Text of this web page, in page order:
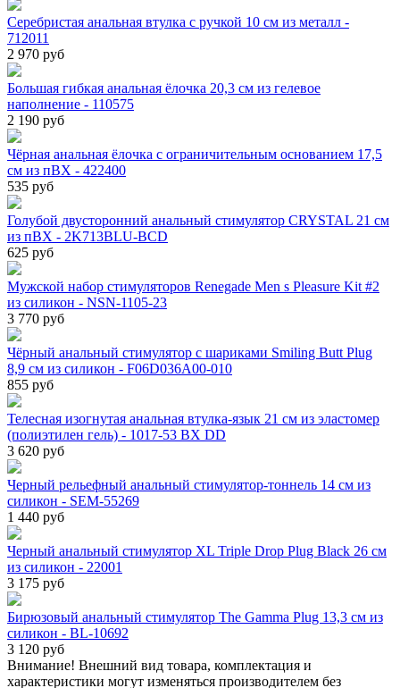
Серебристая анальная втулка с ручкой 10 см из металл -
712011
2 970 руб
Большая гибкая анальная ёлочка 20,3 см из гелевое
наполнение - 110575
2 190 руб
Чёрная анальная ёлочка с ограничительным основанием 17,5
см из пВХ - 422400
535 руб
Голубой двусторонний анальный стимулятор CRYSTAL 21 см
из пВХ - 2K713BLU-BCD
625 руб
Мужской набор стимуляторов Renegade Men s Pleasure Kit #2
из силикон - NSN-1105-23
3 770 руб
Чёрный анальный стимулятор с шариками Smiling Butt Plug
8,9 см из силикон - F06D036A00-010
855 руб
Телесная изогнутая анальная втулка-язык 21 см из эластомер
(полиэтилен гель) - 1017-53 BX DD
3 620 руб
Черный рельефный анальный стимулятор-тоннель 14 см из
силикон - SEM-55269
1 440 руб
Черный анальный стимулятор XL Triple Drop Plug Black 26 см
из силикон - 22001
3 175 руб
Бирюзовый анальный стимулятор The Gamma Plug 13,3 см из
силикон - BL-10692
3 120 руб
Внимание! Внешний вид товара, комплектация и
характеристики могут изменяться производителем без